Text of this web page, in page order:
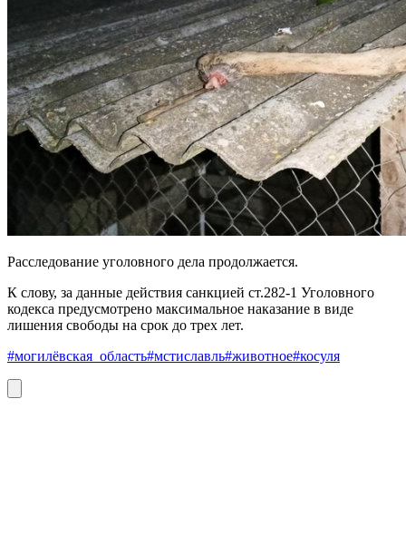
Расследование уголовного дела продолжается.
К слову, за данные действия санкцией ст.282-1 Уголовного
кодекса предусмотрено максимальное наказание в виде
лишения свободы на срок до трех лет.
#могилёвская_область#мстиславль#животное#косуля